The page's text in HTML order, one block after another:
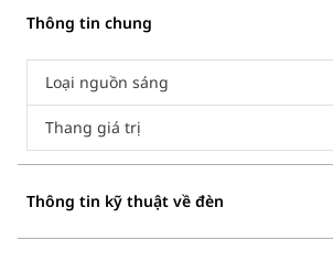
Thông tin chung
Loại nguồn sáng
Thang giá trị
Thông tin kỹ thuật về đèn